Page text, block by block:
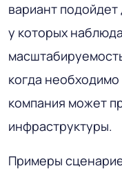
вариант
у которых
когда
компания может
инфраструктуры.
Примеры